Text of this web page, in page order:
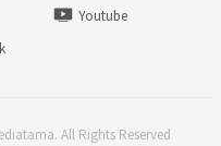
Youtube
All Rights Reserved